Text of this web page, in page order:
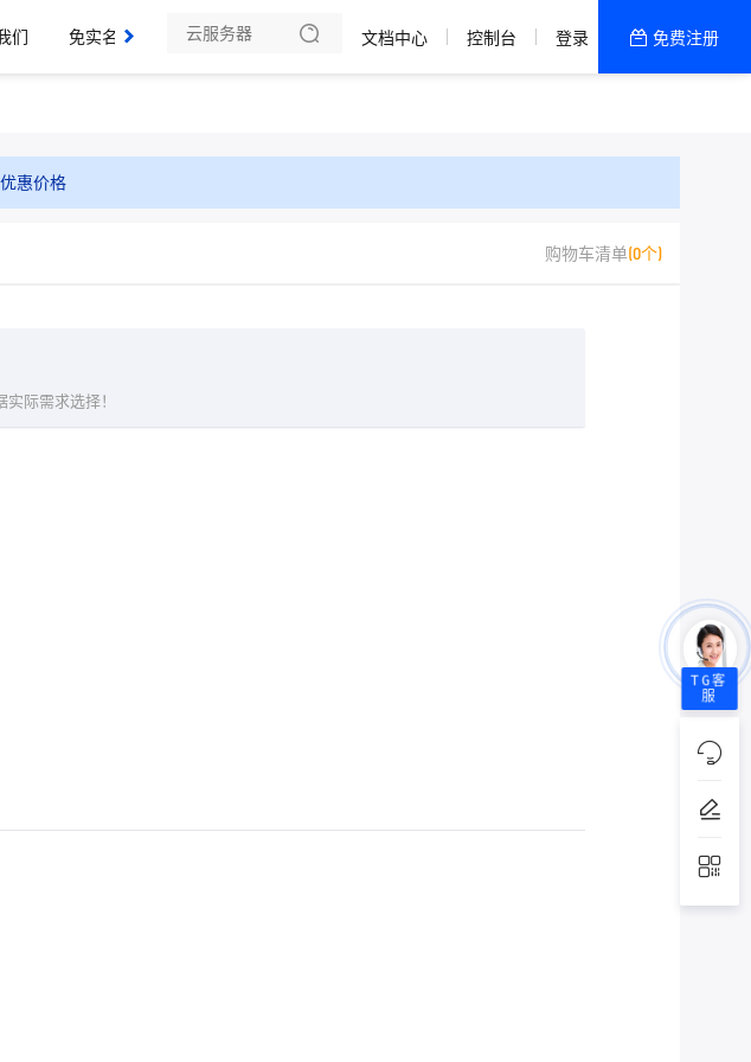
们
免实名域名、SSL证书
文档中心 控制台 登录 免费注册
惠价格
购物车清单(0个)
际需求选择！
TG客
服